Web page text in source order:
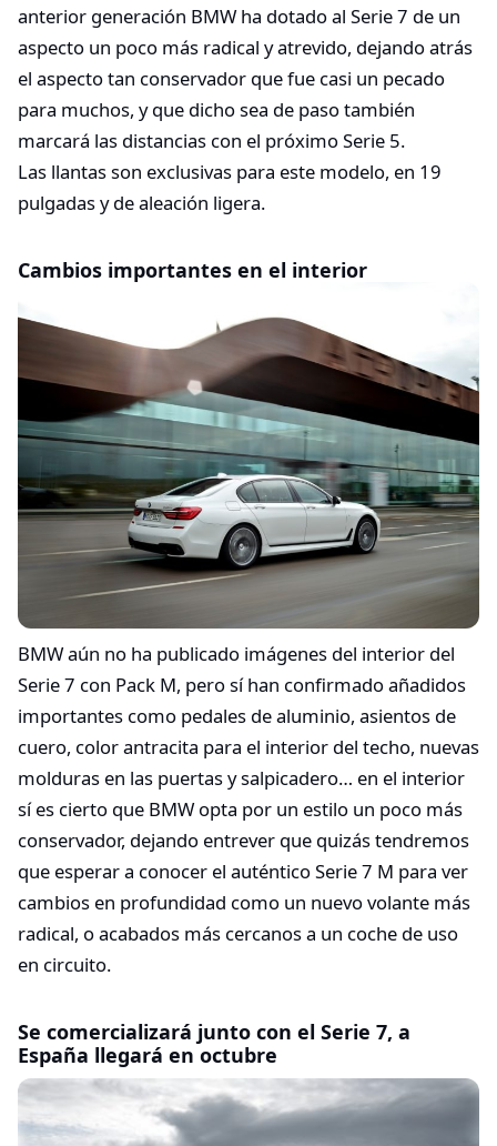
anterior generación BMW ha dotado al Serie 7 de un
aspecto un poco más radical y atrevido, dejando atrás
el aspecto tan conservador que fue casi un pecado
para muchos, y que dicho sea de paso también
marcará las distancias con el próximo Serie 5.
Las llantas son exclusivas para este modelo, en 19
pulgadas y de aleación ligera.
Cambios importantes en el interior
BMW aún no ha publicado imágenes del interior del
Serie 7 con Pack M, pero sí han confirmado añadidos
importantes como pedales de aluminio, asientos de
cuero, color antracita para el interior del techo, nuevas
molduras en las puertas y salpicadero… en el interior
sí es cierto que BMW opta por un estilo un poco más
conservador, dejando entrever que quizás tendremos
que esperar a conocer el auténtico Serie 7 M para ver
cambios en profundidad como un nuevo volante más
radical, o acabados más cercanos a un coche de uso
en circuito.
Se comercializará junto con el Serie 7, a
España llegará en octubre